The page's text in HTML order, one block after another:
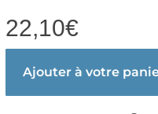
22,10€
Ajouter à votre